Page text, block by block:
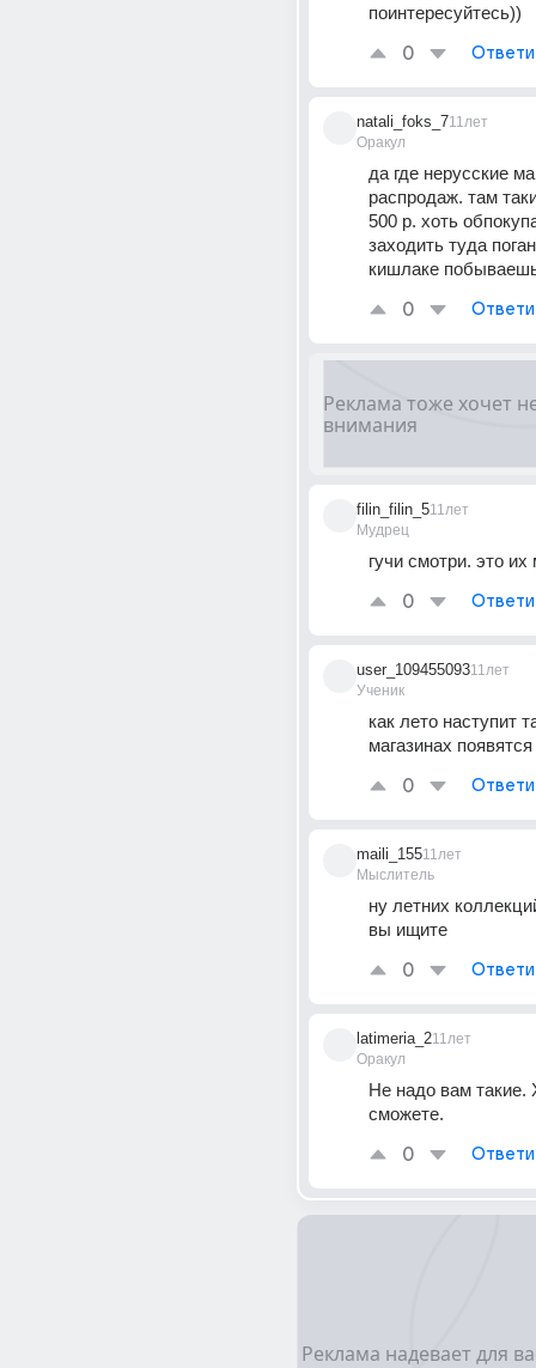
поинтересуйтесь))
0
natali_foks_7
Оракул
11лет
да где нерусские
распродаж. там
500 р. хоть
заходить туда
кишлаке
0
filin_filin_5
Мудрец
11лет
гучи смотри. это
0
user_109455093
Ученик
11лет
как лето наступит
магазинах появятся
0
maili_155
Мыслитель
11лет
ну летних
вы ищите
0
latimeria_2
Оракул
11лет
Не надо вам такие.
сможете.
0